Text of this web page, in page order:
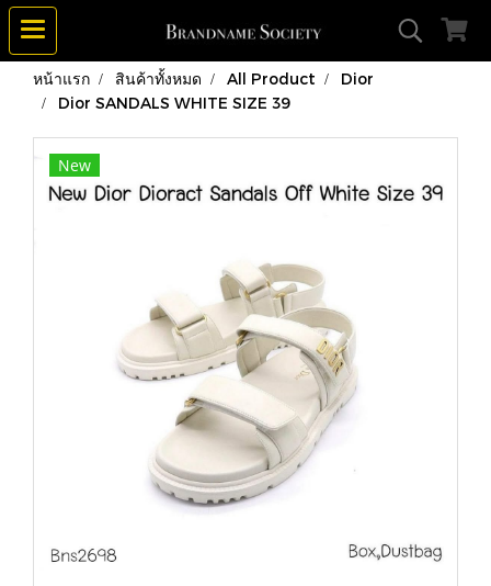
หน้าแรก สินค้าทั้งหมด All Product
Dior
Dior SANDALS WHITE SIZE 39
New